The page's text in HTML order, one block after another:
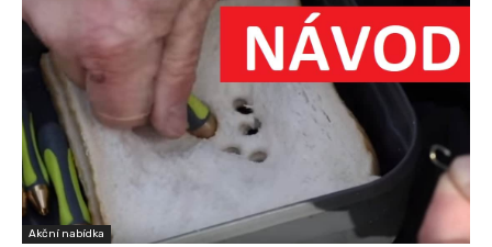
Akční nabídka